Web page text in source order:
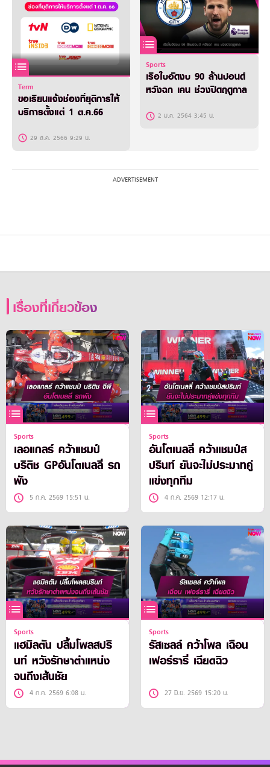
Term
ขอเรียนแจ้งช่องที่ยุติการให้
บริการตั้งแต่ 1 ต.ค.66
29 ส.ค. 2566 9:29 น.
Sports
เรือใบอัดงบ 90 ล้านปอนด์
หวังฉก เคน ช่วงปิดฤดูกาล
2 ม.ค. 2564 3:45 น.
เรื่องที่เกี่ยวข้อง
Sports
เลอแกลร์ คว้าแชมป์
บริติช GPอันโตเนลลี่ รถ
พัง
5 ก.ค. 2569 15:51 น.
Sports
อันโตเนลลี่ คว้าแชมป์ส
ปรินท์ ยันจะไม่ประมาทคู่
แข่งทุกทีม
4 ก.ค. 2569 12:17 น.
Sports
แฮมิลตัน ปลื้มโพลสปริ
นท์ หวังรักษาตำแหน่ง
จนถึงเส้นชัย
4 ก.ค. 2569 6:08 น.
Sports
รัสเซลล์ คว้าโพล เฉือน
เฟอร์รารี่ เฉียดฉิว
27 มิ.ย. 2569 15:20 น.